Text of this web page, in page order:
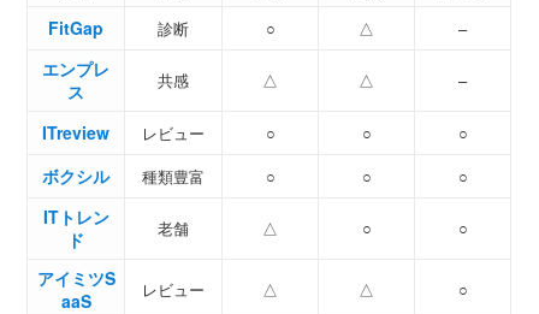
FitGap 診断 ○ △ –
エンプレ
ス
共感 △ △ –
ITreview レビュー ○ ○ ○
ボクシル 種類豊富 ○ ○ ○
ITトレン
ド
老舗 △ ○ ○
アイミツS
aaS
レビュー △ △ ○